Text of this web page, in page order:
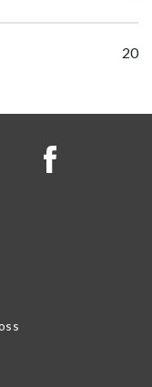
20